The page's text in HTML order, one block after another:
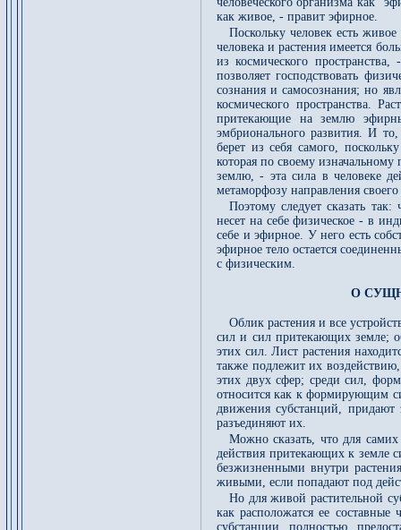
как живое, - правит эфирное.
Поскольку человек есть
человека и растения имеется
из космического
позволяет господствовать
сознания и самосознания; но
космического пространства.
притекающие на землю
эмбрионального развития. И
берет из себя самого,
которая по своему изначальному
землю, - эта сила в человеке
метаморфозу направления своего
Поэтому следует сказать
несет на себе физическое - в
себе и эфирное. У него есть
эфирное тело остается
с физическим.
О
Облик растения и все
сил и сил притекающих земле;
этих сил. Лист растения
также подлежит их
этих двух сфер; среди сил,
относится как к формирующим
движения субстанций, придают
разъединяют их.
Можно сказать, что для
действия притекающих к земле
безжизненными внутри
живыми, если попадают под
Но для живой растительной
как расположатся ее
субстанции полностью